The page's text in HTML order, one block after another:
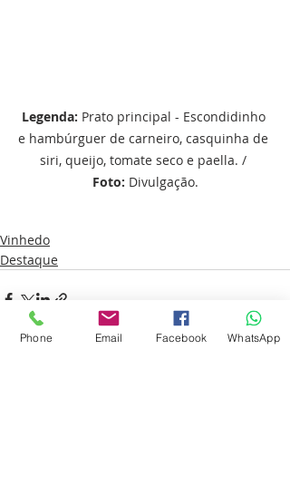
Legenda: Prato principal - Escondidinho
e hambúrguer de carneiro, casquinha de
siri, queijo, tomate seco e paella. /
Foto: Divulgação.
Vinhedo
Destaque
Phone Email Facebook WhatsApp